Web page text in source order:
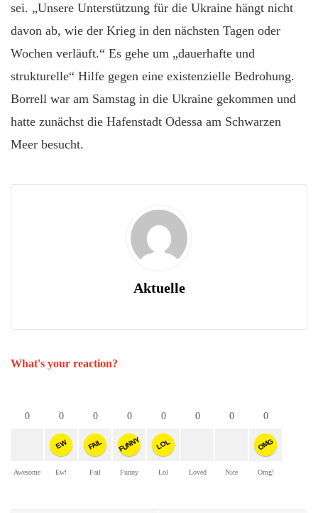
sei. „Unsere Unterstützung für die Ukraine hängt nicht
davon ab, wie der Krieg in den nächsten Tagen oder
Wochen verläuft.“ Es gehe um „dauerhafte und
strukturelle“ Hilfe gegen eine existenzielle Bedrohung.
Borrell war am Samstag in die Ukraine gekommen und
hatte zunächst die Hafenstadt Odessa am Schwarzen
Meer besucht.
Aktuelle
What's your reaction?
0
Awesome
0
EW
Ew!
0
FAIL
Fail
0
FUNNY
Funny
0
LOL
Lol
0
Loved
0
Nice
0
OMG
Omg!